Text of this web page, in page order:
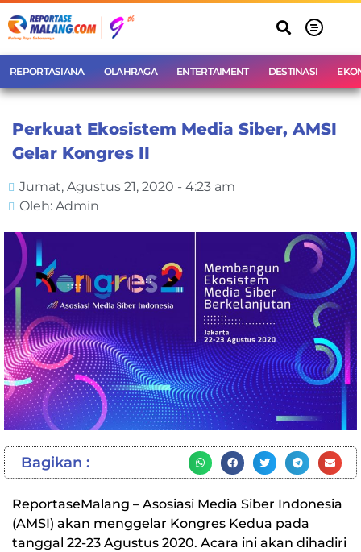
REPORTASIANA OLAHRAGA ENTERTAIMENT DESTINASI
Perkuat Ekosistem Media Siber, AMSI
Gelar Kongres II
Jumat, Agustus 21, 2020 - 4:23 am
Oleh: Admin
Bagikan :
ReportaseMalang – Asosiasi Media Siber Indonesia
(AMSI) akan menggelar Kongres Kedua pada
tanggal 22-23 Agustus 2020. Acara ini akan dihadiri